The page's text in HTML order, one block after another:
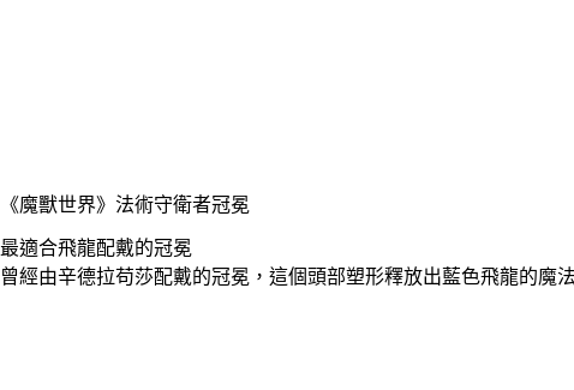
《魔獸世界》 法術守衛者冠冕
最適合飛龍配戴的冠冕
曾經由辛德拉苟莎配戴的冠冕，這個頭部塑形釋放出藍色飛龍的魔